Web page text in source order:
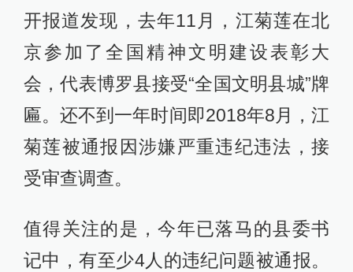
开报道发现，去年11月，江菊莲在北
京参加了全国精神文明建设表彰大
会，代表博罗县接受“全国文明县城”牌
匾。还不到一年时间即2018年8月，江
菊莲被通报因涉嫌严重违纪违法，接
受审查调查。
值得关注的是，今年已落马的县委书
记中，有至少4人的违纪问题被通报。